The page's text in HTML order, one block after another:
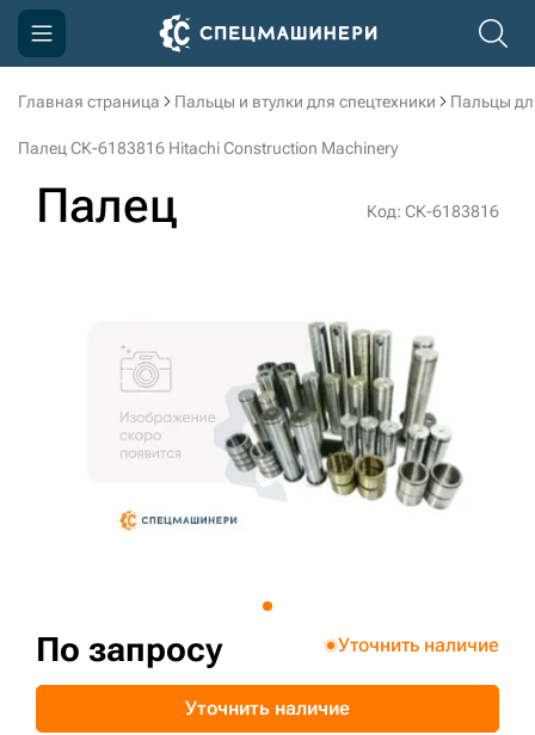
Главная страница Пальцы и втулки для спецтехники Пальцы
Палец СК-6183816 Hitachi Construction Machinery
Палец Код: СК-6183816
По запросу Уточнить наличие
Уточнить наличие
Компания
Доставка и оплата
3D тур по производству
3D тур по складам
sksale@skdst.ru